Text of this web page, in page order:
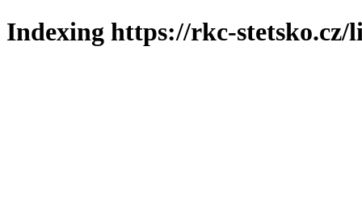
Indexing https://rkc-stetsko.cz/